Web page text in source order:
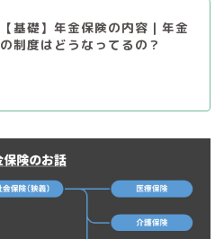
【基礎】年金保険の内容｜年金
の制度はどうなってるの？